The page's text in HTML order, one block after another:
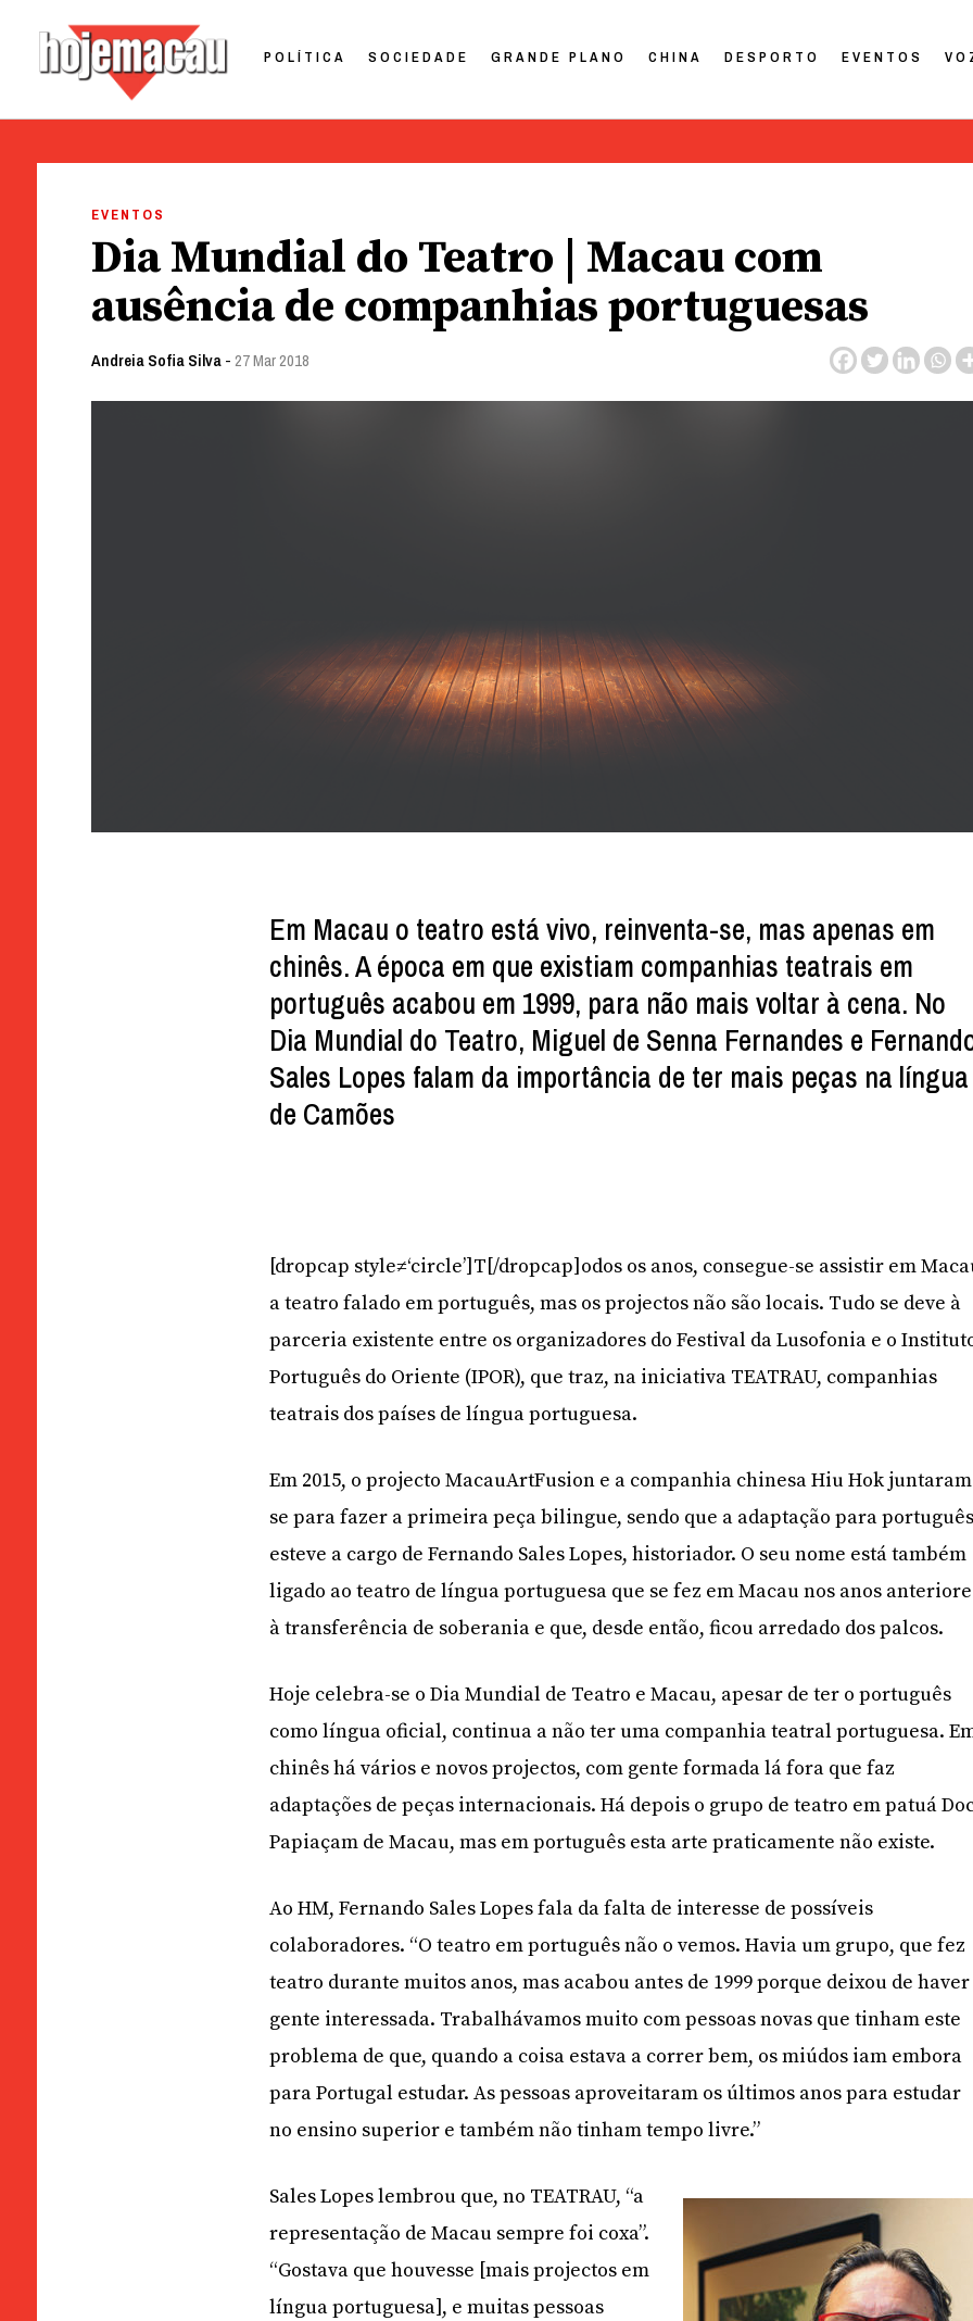
POLÍTICA SOCIEDADE GRANDE PLANO CHINA DESPORTO EVENTOS
EVENTOS
Dia Mundial do Teatro | Macau com
ausência de companhias portuguesas
Andreia Sofia Silva- 27 Mar 2018
Em Macau o teatro está vivo, reinventa-se, mas apenas em
chinês. A época em que existiam companhias teatrais em
português acabou em 1999, para não mais voltar à cena. No
Dia Mundial do Teatro, Miguel de Senna Fernandes e
Sales Lopes falam da importância de ter mais peças na língua
de Camões
[dropcap style≠‘circle’]T[/dropcap]odos os anos, consegue-se assistir em
a teatro falado em português, mas os projectos não são locais. Tudo se deve à
parceria existente entre os organizadores do Festival da Lusofonia e o
Português do Oriente (IPOR), que traz, na iniciativa TEATRAU, companhias
teatrais dos países de língua portuguesa.
Em 2015, o projecto MacauArtFusion e a companhia chinesa Hiu Hok
se para fazer a primeira peça bilingue, sendo que a adaptação para
esteve a cargo de Fernando Sales Lopes, historiador. O seu nome está também
ligado ao teatro de língua portuguesa que se fez em Macau nos anos
à transferência de soberania e que, desde então, ficou arredado dos palcos.
Hoje celebra-se o Dia Mundial de Teatro e Macau, apesar de ter o português
como língua oficial, continua a não ter uma companhia teatral portuguesa.
chinês há vários e novos projectos, com gente formada lá fora que faz
adaptações de peças internacionais. Há depois o grupo de teatro em patuá
Papiaçam de Macau, mas em português esta arte praticamente não existe.
Ao HM, Fernando Sales Lopes fala da falta de interesse de possíveis
colaboradores. “O teatro em português não o vemos. Havia um grupo, que fez
teatro durante muitos anos, mas acabou antes de 1999 porque deixou de haver
gente interessada. Trabalhávamos muito com pessoas novas que tinham este
problema de que, quando a coisa estava a correr bem, os miúdos iam embora
para Portugal estudar. As pessoas aproveitaram os últimos anos para estudar
no ensino superior e também não tinham tempo livre.”
Sales Lopes lembrou que, no TEATRAU, “a
representação de Macau sempre foi coxa”.
“Gostava que houvesse [mais projectos em
língua portuguesa], e muitas pessoas